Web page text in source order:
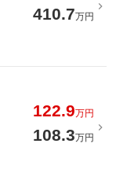
410.7万円
122.9万円
108.3万円